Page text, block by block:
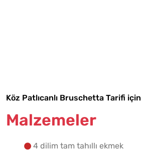
Köz Patlıcanlı Bruschetta Tarifi için
Malzemeler
4 dilim tam tahıllı ekmek